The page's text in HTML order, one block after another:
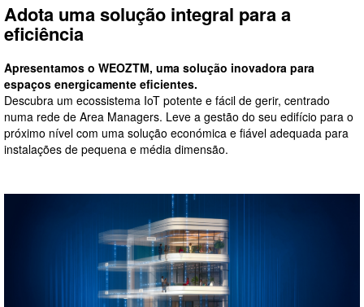
Adota uma solução integral para a
eficiência
Apresentamos o WEOZTM, uma solução inovadora para
espaços energicamente eficientes.
Descubra um ecossistema IoT potente e fácil de gerir, centrado
numa rede de Area Managers. Leve a gestão do seu edifício para o
próximo nível com uma solução económica e fiável adequada para
instalações de pequena e média dimensão.